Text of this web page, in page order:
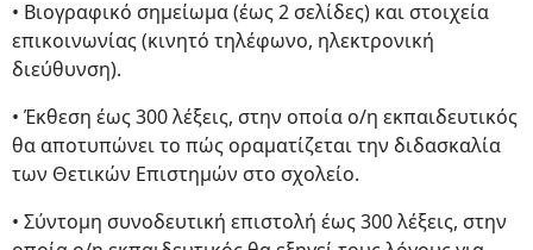
• Βιογραφικό σημείωμα (έως 2 σελίδες) και στοιχεία
επικοινωνίας (κινητό τηλέφωνο, ηλεκτρονική
διεύθυνση).
• Έκθεση έως 300 λέξεις, στην οποία ο/η εκπαιδευτικός
θα αποτυπώνει το πώς οραματίζεται την διδασκαλία
των Θετικών Επιστημών στο σχολείο.
• Σύντομη συνοδευτική επιστολή έως 300 λέξεις, στην